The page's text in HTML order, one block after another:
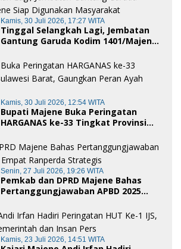
Kamis, 30 Juli 2026, 17:27 WITA
Tinggal Selangkah Lagi, Jembatan
Gantung Garuda Kodim 1401/Majene
Kamis, 30 Juli 2026, 12:54 WITA
Bupati Majene Buka Peringatan
HARGANAS ke-33 Tingkat Provinsi
Ayah dalam Keluarga
Senin, 27 Juli 2026, 19:26 WITA
Pemkab dan DPRD Majene Bahas
Pertanggungjawaban APBD 2025
Kamis, 23 Juli 2026, 14:51 WITA